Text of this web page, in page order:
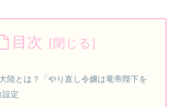
目次
陸とは？「やり直し令嬢は竜帝陛下を
設定